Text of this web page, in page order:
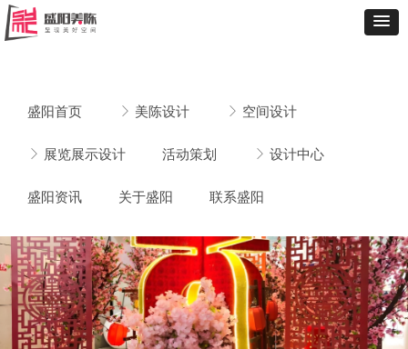
盛阳首页 ꁕ 美陈设计 ꁕ 空间设计
ꁕ 展览展示设计 活动策划 ꁕ 设计中心
盛阳资讯 关于盛阳 联系盛阳